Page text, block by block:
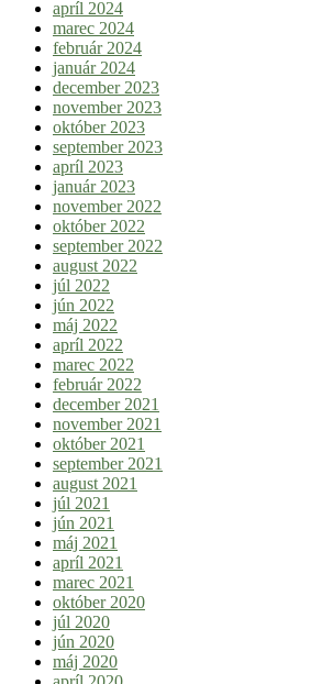
apríl 2024
marec 2024
február 2024
január 2024
december 2023
november 2023
október 2023
september 2023
apríl 2023
január 2023
november 2022
október 2022
september 2022
august 2022
júl 2022
jún 2022
máj 2022
apríl 2022
marec 2022
február 2022
december 2021
november 2021
október 2021
september 2021
august 2021
júl 2021
jún 2021
máj 2021
apríl 2021
marec 2021
október 2020
júl 2020
jún 2020
máj 2020